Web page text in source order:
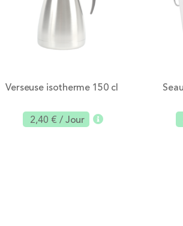
Verseuse isotherme 150 cl
2,40 € / Jour